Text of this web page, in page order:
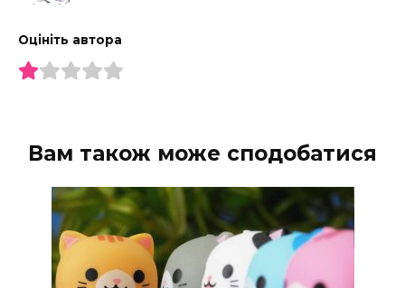
Оцініть автора
Вам також може сподобатися